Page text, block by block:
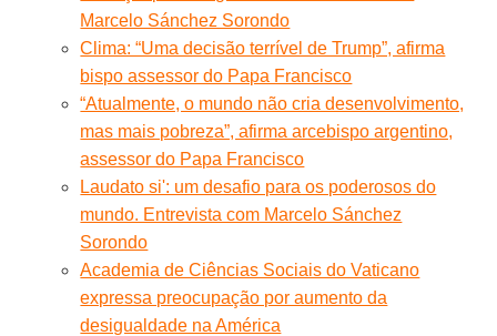
Marcelo Sánchez Sorondo
Clima: “Uma decisão terrível de Trump”, afirma
bispo assessor do Papa Francisco
“Atualmente, o mundo não cria desenvolvimento,
mas mais pobreza”, afirma arcebispo argentino,
assessor do Papa Francisco
Laudato si': um desafio para os poderosos do
mundo. Entrevista com Marcelo Sánchez
Sorondo
Academia de Ciências Sociais do Vaticano
expressa preocupação por aumento da
desigualdade na América